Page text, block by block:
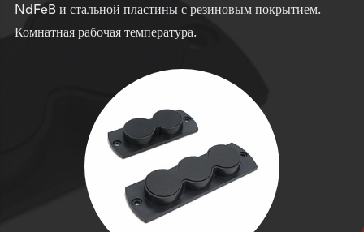
NdFeB и стальной пластины с резиновым покрытием.
Комнатная рабочая температура.